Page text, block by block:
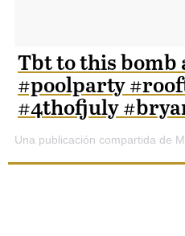
Tbt to this bomb
#poolparty
#4thofjuly